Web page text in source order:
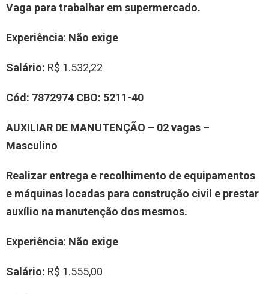
Vaga para trabalhar em supermercado.
Experiência: Não exige
Salário: R$ 1.532,22
Cód: 7872974 CBO: 5211-40
AUXILIAR DE MANUTENÇÃO – 02 vagas –
Masculino
Realizar entrega e recolhimento de equipamentos
e máquinas locadas para construção civil e prestar
auxílio na manutenção dos mesmos.
Experiência: Não exige
Salário: R$ 1.555,00